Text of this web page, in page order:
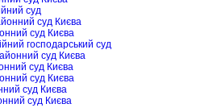
суд
суд Києва
суд Києва
господарський суд
суд Києва
суд Києва
суд Києва
суд Києва
суд Києва